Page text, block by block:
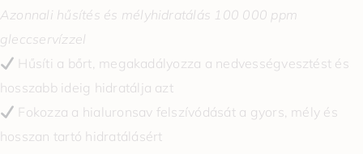
Azonnali hűsítés és mélyhidratálás 100 000 ppm
gleccservízzel
Hűsíti a bőrt, megakadályozza a nedvességvesztést és
hosszabb ideig hidratálja azt
Fokozza a hialuronsav felszívódását a gyors, mély és
hosszan tartó hidratálásért